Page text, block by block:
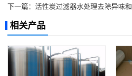
下一篇： 活性炭过滤器水处理去除异味
相关产品